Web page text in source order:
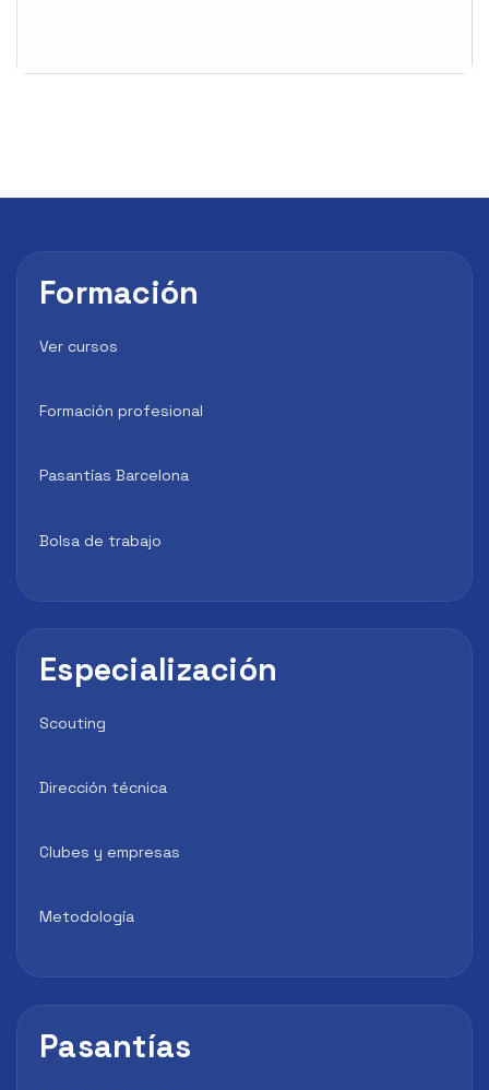
Formación
Ver cursos
Formación profesional
Pasantías Barcelona
Bolsa de trabajo
Especialización
Scouting
Dirección técnica
Clubes y empresas
Metodología
Pasantías